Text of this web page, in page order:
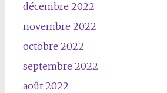
décembre 2022
novembre 2022
octobre 2022
septembre 2022
août 2022